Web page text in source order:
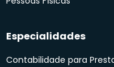
Especialidades
Contabilidade para